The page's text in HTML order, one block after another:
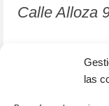
las
Calle Alloza
12001